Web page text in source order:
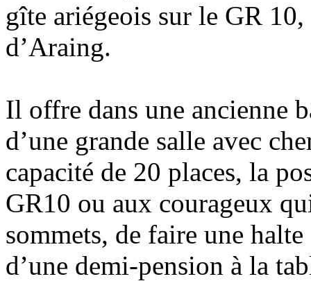
gîte ariégeois sur le GR
d’Araing.
Il offre dans une ancienne
d’une grande salle avec
capacité de 20 places, la
GR10 ou aux courageux
sommets, de faire une
d’une demi-pension à la